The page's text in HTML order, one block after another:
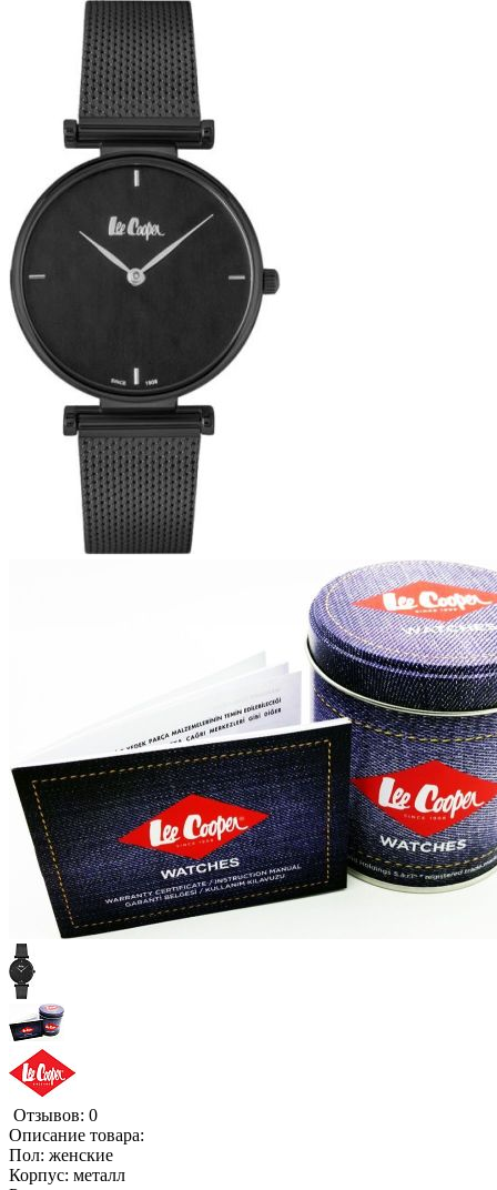
Отзывов: 0
Описание товара:
Пол: женские
Корпус: металл